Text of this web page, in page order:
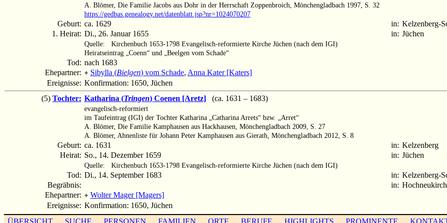
A. Blömer, Die Familie Jacobs aus Dohr in der Herrschaft Zoppenbroich, Mönchengladbach 1997, S. 32
https://gedbas.genealogy.net/datenblatt.jsp?nr=1024070207
Geburt: ca. 1629 in: Kelzenberg-
1. Heirat: Di., 26. Januar 1655 in: Jüchen
Quelle:
Kirchenbuch 1653-1798 Evangelisch-reformierte Kirche Jüchen (nach dem IGI)
Heiratseintrag „Coenn“ und „Beelgen vom Schade“
Tod: nach 1683
Ehepartner: + Sibylla (Bielgen) vom Schade, Anna Kater [Katers]
Ereignisse: Konfirmation: 1650, Jüchen
(5) Tochter: Katharina (Tringen) Coenen [Aretz] (ca. 1631 – 1683)
evangelisch-reformiert
im Taufeintrag (IGI) der Tochter Katharina „Catharina Arrets“ bzw. „Arret“
A. Blömer, Die Familie Kamphausen aus Hackhausen, Mönchengladbach 2009, S. 27
A. Blömer, Ahnenliste für Johann Peter Kamphausen aus Gierath, Mönchengladbach 2012, S. 8
Geburt: ca. 1631 in: Kelzenberg
Heirat: So., 14. Dezember 1659 in: Jüchen
Quelle: Kirchenbuch 1653-1798 Evangelisch-reformierte Kirche Jüchen (nach dem IGI)
Tod: Di., 14. September 1683 in: Kelzenberg-
Begräbnis:
in: Hochneukirch
Ehepartner: + Wolter Mager [Magers]
Ereignisse: Konfirmation: 1650, Jüchen
ÜBERSICHT
SUCHE PERSONEN FAMILIEN ORTE BERUFE HIGHLIGHTS PROMINENTE